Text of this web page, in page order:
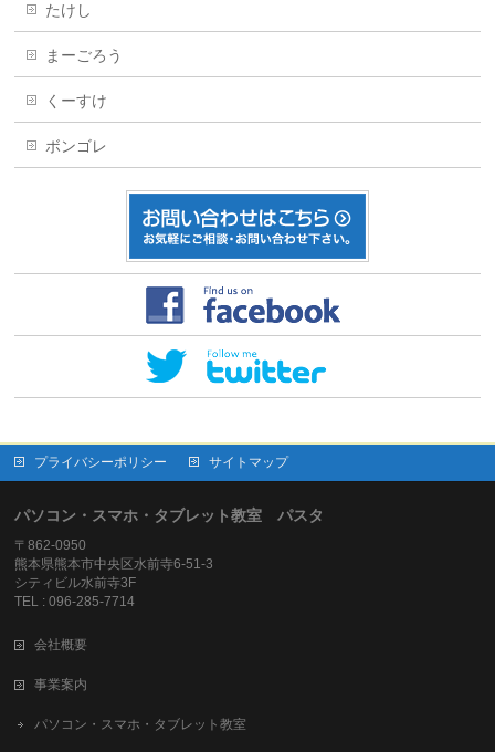
たけし
まーごろう
くーすけ
ボンゴレ
プライバシーポリシー サイトマップ
パソコン・スマホ・タブレット教室 パスタ
〒862-0950
熊本県熊本市中央区水前寺6-51-3
シティビル水前寺3F
TEL : 096-285-7714
会社概要
事業案内
パソコン・スマホ・タブレット教室